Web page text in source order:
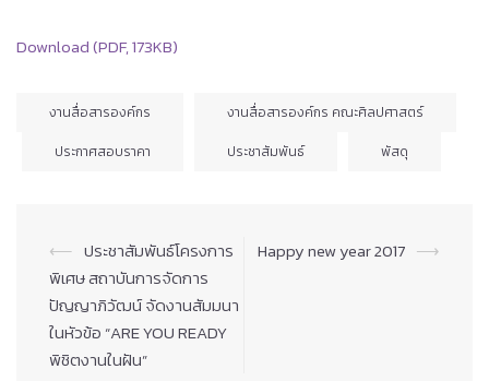
Download (PDF, 173KB)
งานสื่อสารองค์กร
งานสื่อสารองค์กร คณะศิลปศาสตร์
ประกาศสอบราคา
ประชาสัมพันธ์ พัสดุ
Post
navigation
⟵ ประชาสัมพันธ์โครงการ
พิเศษ สถาบันการจัดการ
ปัญญาภิวัฒน์ จัดงานสัมมนา
ในหัวข้อ “ARE YOU READY
พิชิตงานในฝัน”
Happy new year 2017 ⟶